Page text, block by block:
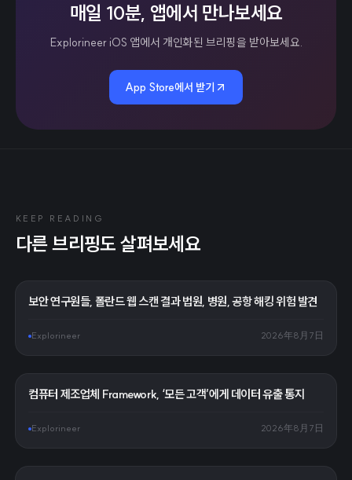
매일 10분, 앱에서 만나보세요
Explorineer iOS 앱에서 개인화된 브리핑을 받아보세요.
App Store에서 받기
KEEP READING
다른 브리핑도 살펴보세요
보안 연구원들, 폴란드 웹 스캔 결과 법원, 병원, 공항 해킹 위험 발견
Explorineer 2026年8月7日
컴퓨터 제조업체 Framework, ‘모든 고객’에게 데이터 유출 통지
Explorineer 2026年8月7日